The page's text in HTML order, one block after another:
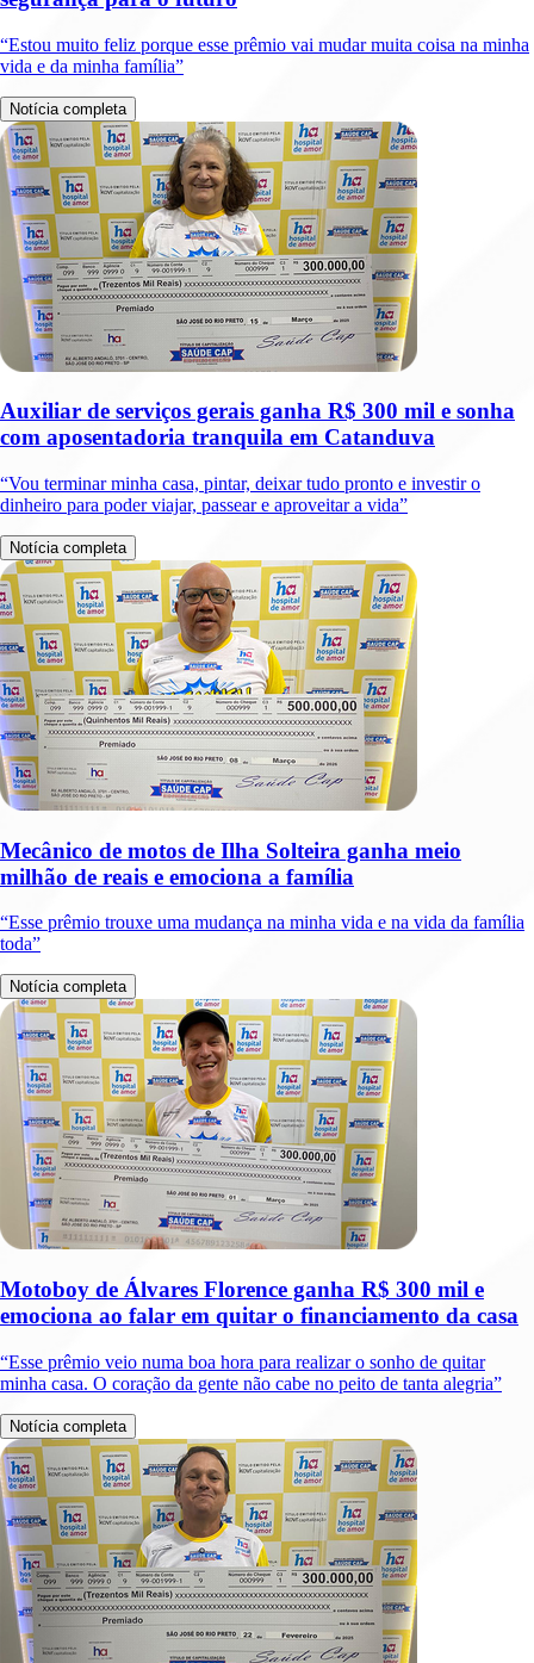
“Estou muito feliz porque esse prêmio vai mudar muita coisa na minha
vida e da minha família”
Notícia completa
Auxiliar de serviços gerais ganha R$ 300 mil e sonha
com aposentadoria tranquila em Catanduva
“Vou terminar minha casa, pintar, deixar tudo pronto e investir o
dinheiro para poder viajar, passear e aproveitar a vida”
Notícia completa
Mecânico de motos de Ilha Solteira ganha meio
milhão de reais e emociona a família
“Esse prêmio trouxe uma mudança na minha vida e na vida da família
toda”
Notícia completa
Motoboy de Álvares Florence ganha R$ 300 mil e
emociona ao falar em quitar o financiamento da casa
“Esse prêmio veio numa boa hora para realizar o sonho de quitar
minha casa. O coração da gente não cabe no peito de tanta alegria”
Notícia completa